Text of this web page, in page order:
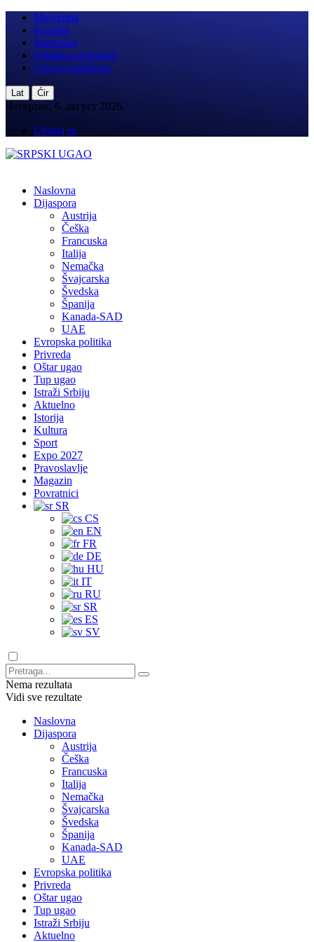
Marketing
Kontakt
Impresum
Politika privatnosti
Uslovi korišćenja
Lat | Ćir
Четвртак, 6. август 2026.
Uloguj se
Naslovna
Dijaspora
Austrija
Češka
Francuska
Italija
Nemačka
Švajcarska
Švedska
Španija
Kanada-SAD
UAE
Evropska politika
Privreda
Oštar ugao
Tup ugao
Istraži Srbiju
Aktuelno
Istorija
Kultura
Sport
Expo 2027
Pravoslavlje
Magazin
Povratnici
SR
CS
EN
FR
DE
HU
IT
RU
SR
ES
SV
Nema rezultata
Vidi sve rezultate
Naslovna
Dijaspora
Austrija
Češka
Francuska
Italija
Nemačka
Švajcarska
Švedska
Španija
Kanada-SAD
UAE
Evropska politika
Privreda
Oštar ugao
Tup ugao
Istraži Srbiju
Aktuelno